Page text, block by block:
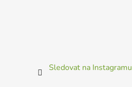
Sledovat na Instagramu